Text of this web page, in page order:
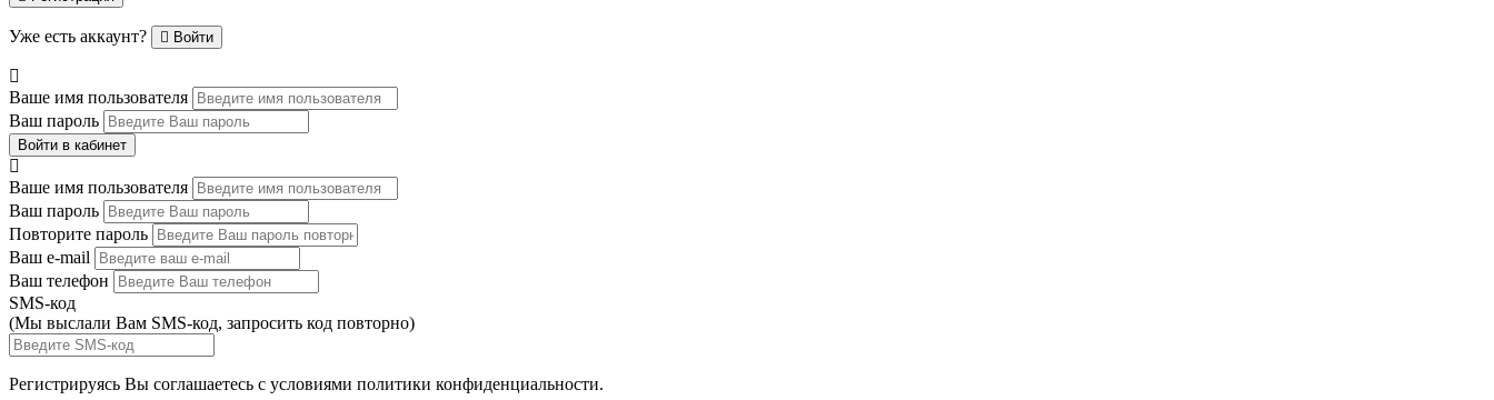
Уже есть аккаунт? Войти
Ваше имя пользователя
Ваш пароль
Войти в кабинет
Ваше имя пользователя
Ваш пароль
Повторите пароль
Ваш e-mail
Ваш телефон
SMS-код
(Мы выслали Вам SMS-код, запросить код повторно)
Регистрируясь Вы соглашаетесь с условиями политики конфиденциальности.